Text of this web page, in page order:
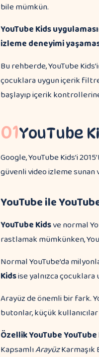
bile mümkün.
YouTube Kids
izleme deneyimi
Bu rehberde, YouTube
çocuklara uygun içerik
başlayıp içerik
01YouTube
Google, YouTube Kids’i
güvenli video izleme sunan
YouTube ile
YouTube Kidsve normal
rastlamak mümkünken,
Normal YouTube’da
Kidsise yalnızca
Arayüz de önemli bir fark.
butonlar, küçük
ÖzellikYouTube
KapsamlıArayüzKarmaşık